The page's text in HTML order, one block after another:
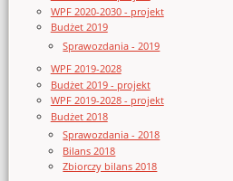
WPF 2020-2030 - projekt
Budżet 2019
Sprawozdania - 2019
WPF 2019-2028
Budżet 2019 - projekt
WPF 2019-2028 - projekt
Budżet 2018
Sprawozdania - 2018
Bilans 2018
Zbiorczy bilans 2018